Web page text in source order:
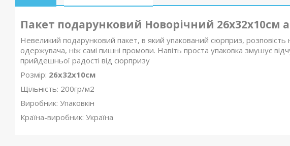
Пакет подарунковий Новорічний 26х32х10см
Невеликий подарунковий пакет, в який упакований сюрприз,
одержувача, ніж самі пишні промови. Навіть проста упаковка змушує
прийдешньої радості від сюрпризу
Розмір: 26х32х10см
Щільність: 200гр/м2
Виробник: Упаковкін
Країна-виробник: Україна